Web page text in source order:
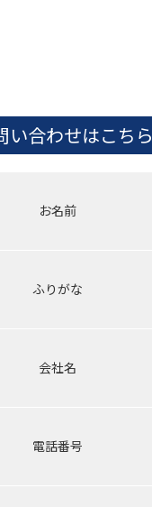
い合わせはこちら
お名前
ふりがな
会社名
電話番号